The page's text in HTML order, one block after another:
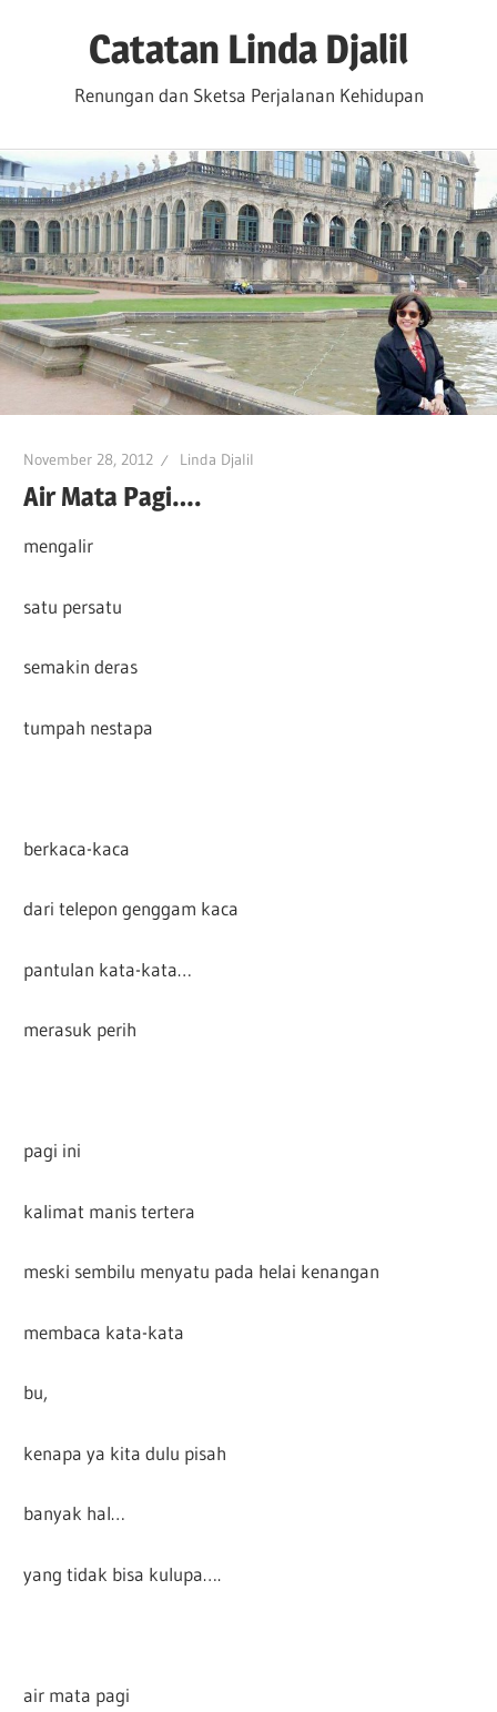
Catatan Linda Djalil
Renungan dan Sketsa Perjalanan Kehidupan
November 28, 2012 Linda Djalil
Air Mata Pagi….
mengalir
satu persatu
semakin deras
tumpah nestapa
berkaca-kaca
dari telepon genggam kaca
pantulan kata-kata…
merasuk perih
pagi ini
kalimat manis tertera
meski sembilu menyatu pada helai kenangan
membaca kata-kata
bu,
kenapa ya kita dulu pisah
banyak hal…
yang tidak bisa kulupa….
air mata pagi